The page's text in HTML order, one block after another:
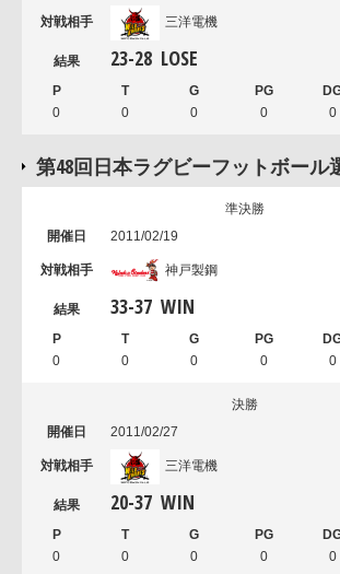
三洋電機
23-28 LOSE
0 0 0 0 0
第48回日本ラグビーフットボール
準決勝
2011/02/19
神戸製鋼
33-37 WIN
0 0 0 0 0
決勝
2011/02/27
三洋電機
20-37 WIN
0 0 0 0 0